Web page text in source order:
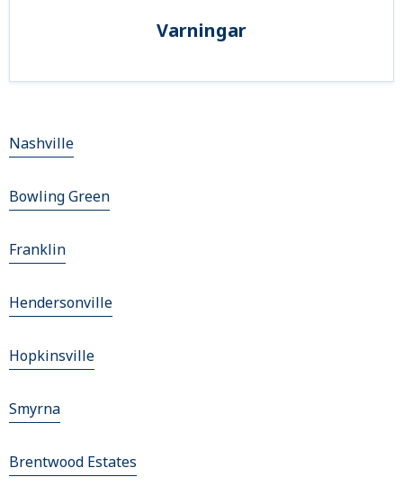
Varningar
Nashville
Bowling Green
Franklin
Hendersonville
Hopkinsville
Smyrna
Brentwood Estates